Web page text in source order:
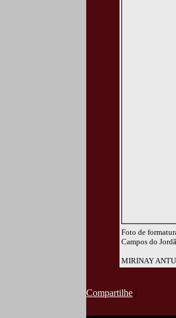
Foto de
Campos do
MIRINAY
Compartilhe |